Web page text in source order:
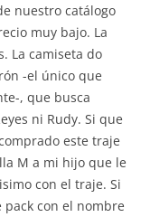
nuestro catálogo
muy bajo. La
La camiseta do
-el único que
, que busca
ni Rudy. Si que
este traje
M a mi hijo que le
con el traje. Si
con el nombre